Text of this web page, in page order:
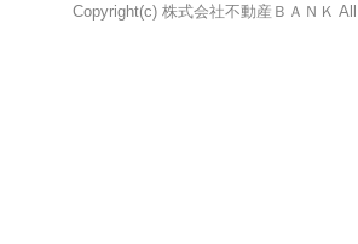
Copyright(c) 株式会社不動産ＢＡＮＫ